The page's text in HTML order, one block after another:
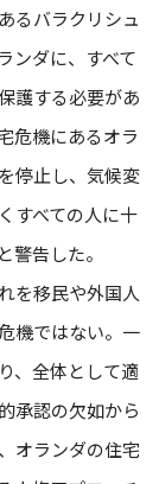
るバラクリシュ
ンダに、すべて
護する必要があ
危機にあるオラ
停止し、気候変
すべての人に十
告した。
を移民や外国人
機ではない。一
、全体として適
承認の欠如から
オランダの住宅